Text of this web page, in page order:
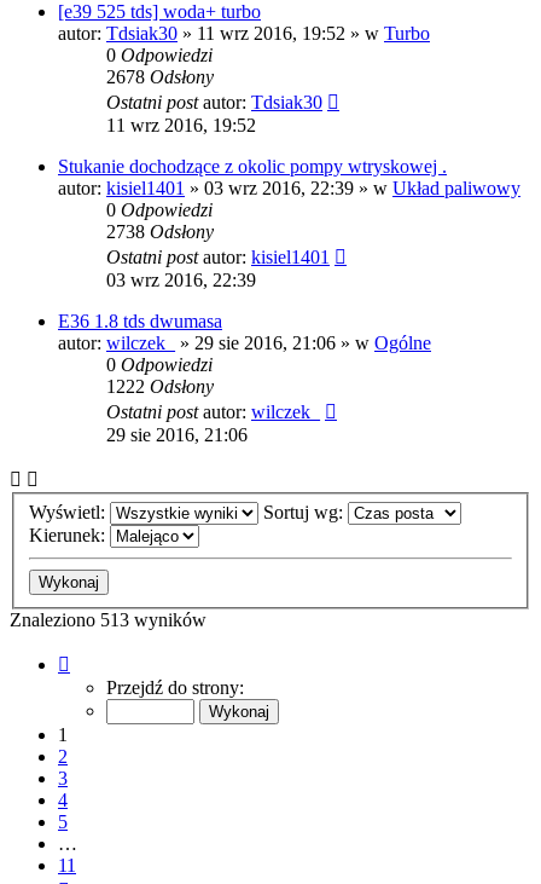
[e39 525 tds] woda+ turbo
autor: Tdsiak30 » 11 wrz 2016, 19:52 » w Turbo
0 Odpowiedzi
2678 Odsłony
Ostatni postautor: Tdsiak30
11 wrz 2016, 19:52
Stukanie dochodzące z okolic pompy wtryskowej .
autor: kisiel1401 » 03 wrz 2016, 22:39 » w Układ paliwowy
0 Odpowiedzi
2738 Odsłony
Ostatni postautor: kisiel1401
03 wrz 2016, 22:39
E36 1.8 tds dwumasa
autor: wilczek_ » 29 sie 2016, 21:06 » w Ogólne
0 Odpowiedzi
1222 Odsłony
Ostatni postautor: wilczek_
29 sie 2016, 21:06
Wyświetl:
Sortuj wg:
Kierunek:
Znaleziono 513 wyników
Przejdź do strony:
1
2
3
4
5
…
11